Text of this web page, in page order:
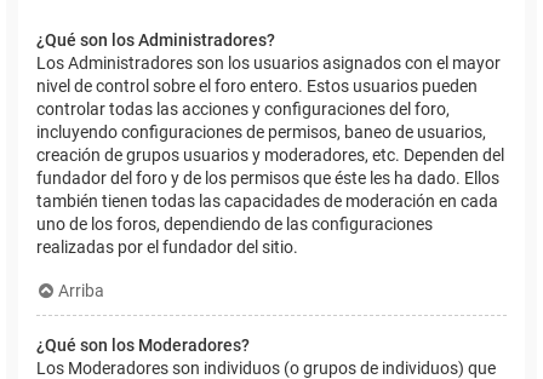
¿Qué son los Administradores?
Los Administradores son los usuarios asignados con el mayor
nivel de control sobre el foro entero. Estos usuarios pueden
controlar todas las acciones y configuraciones del foro,
incluyendo configuraciones de permisos, baneo de usuarios,
creación de grupos usuarios y moderadores, etc. Dependen del
fundador del foro y de los permisos que éste les ha dado. Ellos
también tienen todas las capacidades de moderación en cada
uno de los foros, dependiendo de las configuraciones
realizadas por el fundador del sitio.
Arriba
¿Qué son los Moderadores?
Los Moderadores son individuos (o grupos de individuos) que